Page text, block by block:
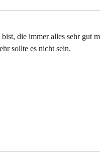
die immer alles sehr gut
sollte es nicht sein.